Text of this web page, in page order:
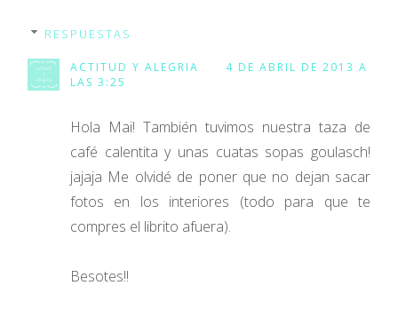
RESPUESTAS
ACTITUD Y ALEGRIA
4 DE ABRIL DE 2013 A
LAS 3:25
Hola Mai! También tuvimos nuestra taza de
café calentita y unas cuatas sopas goulasch!
jajaja Me olvidé de poner que no dejan sacar
fotos en los interiores (todo para que te
compres el librito afuera).
Besotes!!